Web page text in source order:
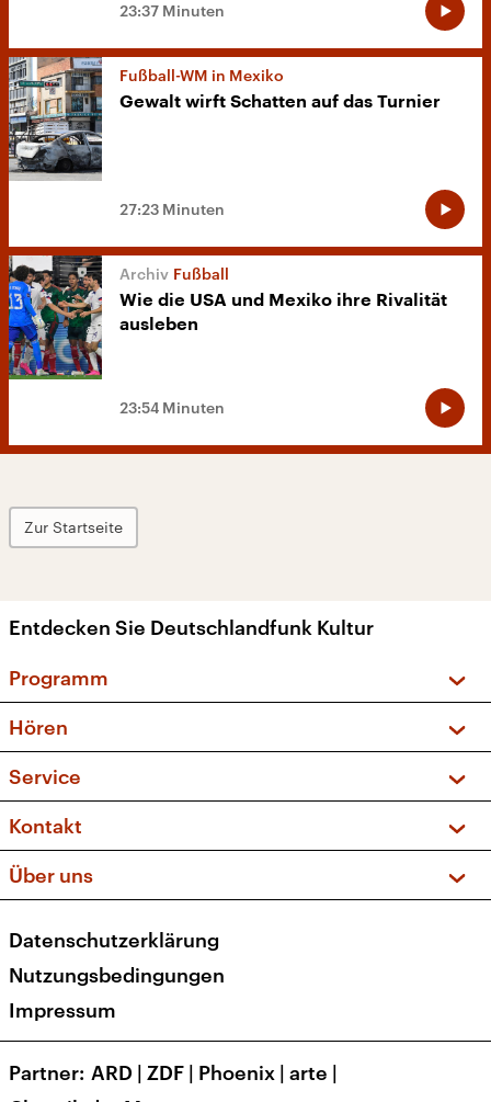
23:37 Minuten
Fußball-WM in Mexiko
Gewalt wirft Schatten auf das Turnier
27:23 Minuten
Fußball
Wie die USA und Mexiko ihre Rivalität
ausleben
23:54 Minuten
Zur Startseite
Entdecken Sie Deutschlandfunk Kultur
Programm
Sendungen und Podcasts
Musikliste
Kakadu – Das Kinderprogramm
Hören
Frequenzen (UKW + DAB+)
Service
FAQ
Apps
Newsletter
Kontakt
Social Media
Über uns
Presse
Karriere
Transparenz
Datenschutzerklärung
Nutzungsbedingungen
Impressum
Partner ARD | ZDF | Phoenix | arte |